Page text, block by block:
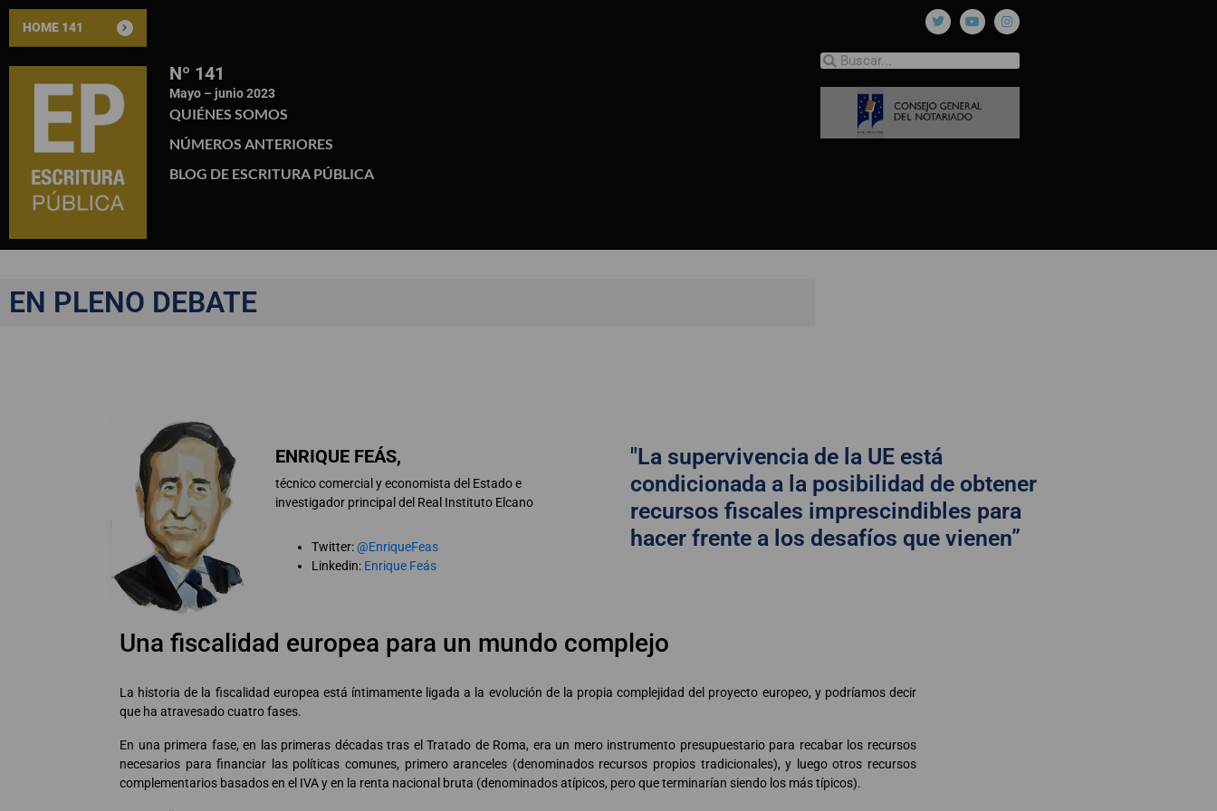
HOME 141
Nº 141
Mayo – junio 2023
QUIÉNES SOMOS
NÚMEROS ANTERIORES
BLOG DE ESCRITURA PÚBLICA
EN PLENO DEBATE
ENRIQUE FEÁS,
técnico comercial y economista del Estado e
investigador principal del Real Instituto Elcano
Twitter:@EnriqueFeas
Linkedin: Enrique Feás
"La supervivencia de la UE está
condicionada a la posibilidad de obtener
recursos fiscales imprescindibles para
hacer frente a los desafíos que vienen”
Una fiscalidad europea para un mundo complejo
La historia de la fiscalidad europea está íntimamente ligada a la evolución de la propia complejidad del proyecto europeo, y podríamos decir
que ha atravesado cuatro fases.
En una primera fase, en las primeras décadas tras el Tratado de Roma, era un mero instrumento presupuestario para recabar los recursos
necesarios para financiar las políticas comunes, primero aranceles (denominados recursos propios tradicionales), y luego otros recursos
complementarios basados en el IVA y en la renta nacional bruta (denominados atípicos, pero que terminarían siendo los más típicos).